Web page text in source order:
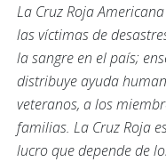
La Cruz Roja
las víctimas de
la sangre en el país;
distribuye ayuda
veteranos, a los
familias. La Cruz Roja
lucro que depende de